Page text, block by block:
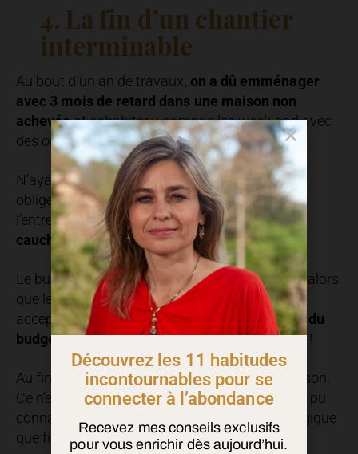
4. La fin d’un chantier
interminable
Au bout d’un an de travaux, on a dû emménager
avec 3 mois de retard dans une maison non
achevéeet cohabiter y compris les week-end avec
des ouvriers.
N’ayant pas vraiment le choix, nous avons été
obligés de nous adapter au rythme de
l’entrepreneur.Le rêve peut vite tourner au
cauchemar !
Le budget annoncé initialement a été dépensé alors
que les travaux étaient loin d’être finis. On a dû
accepter
un dépassement allant jusqu’à 25 % du
budget globalqui était déjà assez conséquent !
Au final, on a réemprunté pour terminer la maison.
Ce n’était pas la période la plus joyeuse que j’ai pu
connaître aussi bien du point de vue psychologique
que financier.
Découvrez les 11 habitudes
incontournables pour se
connecter à l’abondance
Recevez mes conseils exclusifs
pour vous enrichir dès aujourd’hui.